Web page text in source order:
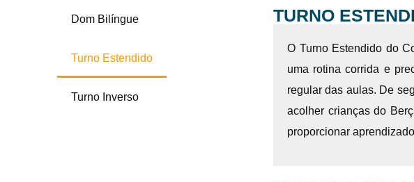
Dom Bilíngue
Turno Estendido
Turno Inverso
TURNO
O Turno Estendido do
uma rotina corrida e
regular das aulas. De
acolher crianças do
proporcionar